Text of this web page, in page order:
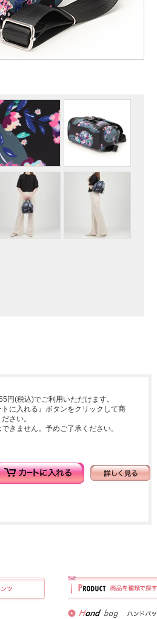
円(税込)でご利用いただけます。
に入れる』ボタンをクリックして商
さい。
きません。予めご了承ください。